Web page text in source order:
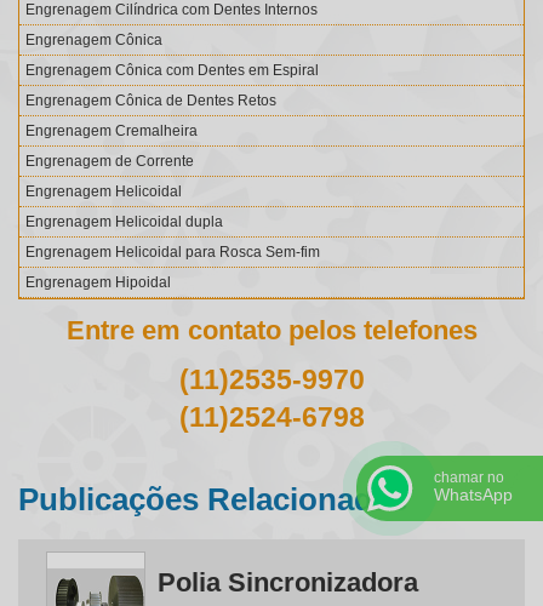
Engrenagem Cilíndrica com Dentes Internos
Engrenagem Cônica
Engrenagem Cônica com Dentes em Espiral
Engrenagem Cônica de Dentes Retos
Engrenagem Cremalheira
Engrenagem de Corrente
Engrenagem Helicoidal
Engrenagem Helicoidal dupla
Engrenagem Helicoidal para Rosca Sem-fim
Engrenagem Hipoidal
Engrenagem para Corrente Silenciosa
Engrenagem para Redutor
Engrenagem Rosca sem Fim
Engrenagens Cilíndricas com Dentes em V
Engrenagens Cônicas de Dentes Helicoidais
Engrenagens de Dentes Retos
Entre em contato pelos telefones
(11)2535-9970
(11)2524-6798
Publicações Relacionadas
Polia Sincronizadora
chamar no
WhatsApp